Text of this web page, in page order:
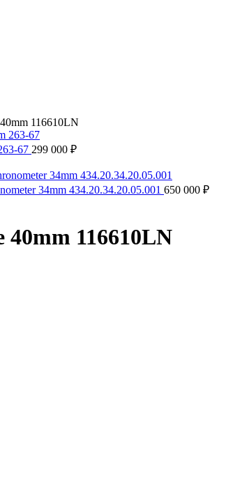
116610LN
67 299 000 ₽
34mm 434.20.34.20.05.001 650 000 ₽
116610LN